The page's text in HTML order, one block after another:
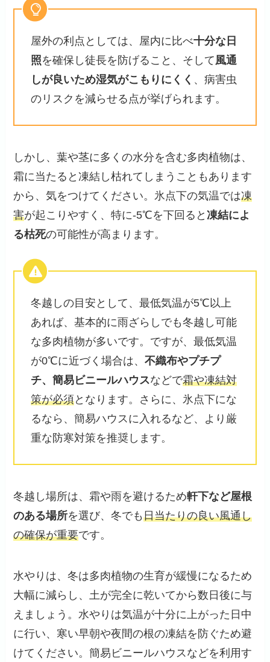
屋外の利点としては、屋内に比べ十分な日
照を確保し徒長を防げること、そして 風通
しが良いため湿気がこもりにくく 、病害虫
のリスクを減らせる点が挙げられます。
しかし、葉や茎に多くの水分を含む多肉植物は、
霜に当たると凍結し枯れてしまうこともあります
から、気をつけてください。氷点下の気温では凍
害が起こりやすく、特に-5℃を下回ると凍結によ
る枯死の可能性が高まります。
冬越しの目安として、最低気温が5℃以上
あれば、基本的に雨ざらしでも冬越し可能
な多肉植物が多いです。ですが、最低気温
が0℃に近づく場合は、不織布やプチプ
チ、簡易ビニールハウスなどで霜や凍結対
策が必須となります。さらに、氷点下にな
るなら、簡易ハウスに入れるなど、より厳
重な防寒対策を推奨します。
冬越し場所は、霜や雨を避けるため軒下など屋根
のある場所を選び、冬でも日当たりの良い風通し
の確保が重要です。
水やりは、冬は多肉植物の生育が緩慢になるため
大幅に減らし、土が完全に乾いてから数日後に与
えましょう。水やりは気温が十分に上がった日中
に行い、寒い早朝や夜間の根の凍結を防ぐため避
けてください。簡易ビニールハウスなどを利用す